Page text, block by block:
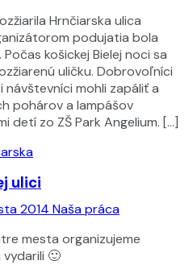
Hrnčiarska ulica
podujatia bola
košickej Bielej noci sa
uličku. Dobrovoľníci
mohli zapáliť a
pohárov a lampášov
detí zo ZŠ Park Angelium. […]
2014 Naša práca
ulici
mesta organizujeme
🙂